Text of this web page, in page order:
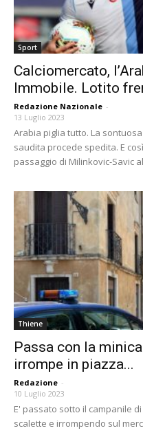
Sport
Calciomercato,
Immobile. Lotito
Redazione Nazionale -
13 Luglio 2023
Arabia piglia tutto. La
saudita procede spedita. E
passaggio di Milinkovic-Savic
Thiene
Passa con la
irrompe in piazza...
Redazione -
10 Luglio 2023
E' passato sotto il campanile
scalette e irrompendo sul